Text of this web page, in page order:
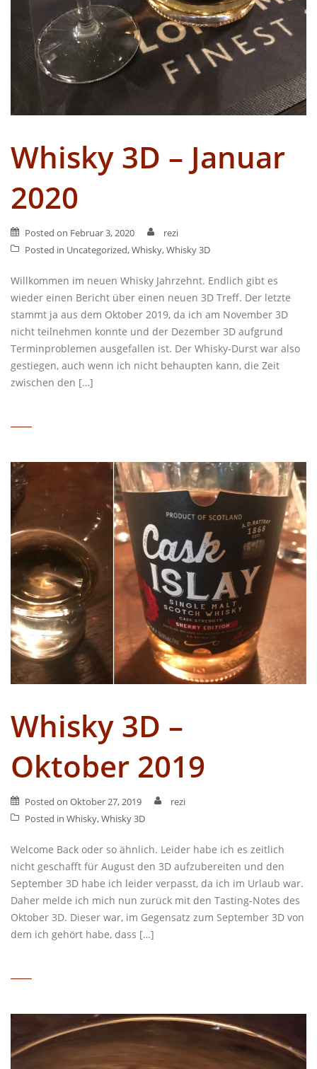
Whisky 3D – Januar
2020
Posted on Februar 3, 2020
rezi
Posted in Uncategorized,Whisky,Whisky 3D
Willkommen im neuen Whisky Jahrzehnt. Endlich gibt es
wieder einen Bericht über einen neuen 3D Treff. Der letzte
stammt ja aus dem Oktober 2019, da ich am November 3D
nicht teilnehmen konnte und der Dezember 3D aufgrund
Terminproblemen ausgefallen ist. Der Whisky-Durst war also
gestiegen, auch wenn ich nicht behaupten kann, die Zeit
zwischen den […]
Whisky 3D –
Oktober 2019
Posted on Oktober 27, 2019
rezi
Posted in Whisky,Whisky 3D
Welcome Back oder so ähnlich. Leider habe ich es zeitlich
nicht geschafft für August den 3D aufzubereiten und den
September 3D habe ich leider verpasst, da ich im Urlaub war.
Daher melde ich mich nun zurück mit den Tasting-Notes des
Oktober 3D. Dieser war, im Gegensatz zum September 3D von
dem ich gehört habe, dass […]